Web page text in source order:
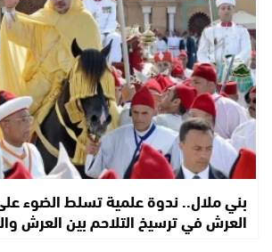
بني ملال.. ندوة علمية تسلط الضوء
العرش في ترسيخ التلاحم بين العرش